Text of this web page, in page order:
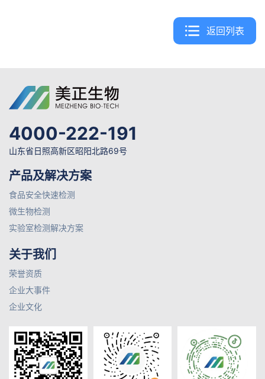
返回列表
4000-222-191
山东省日照高新区昭阳北路69号
产品及解决方案
食品安全快速检测
微生物检测
实验室检测解决方案
关于我们
荣誉资质
企业大事件
企业文化